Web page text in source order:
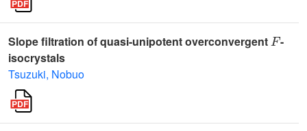
Slope filtration of quasi-unipotent overconvergent
-
isocrystals
Tsuzuki, Nobuo